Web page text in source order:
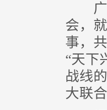
广东
会，
事，
“天下
战线
大联